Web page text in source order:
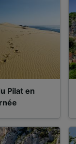
Pilat en